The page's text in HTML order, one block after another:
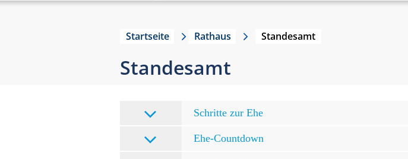
Startseite Rathaus Standesamt
Standesamt
Schritte zur Ehe
Ehe-Countdown